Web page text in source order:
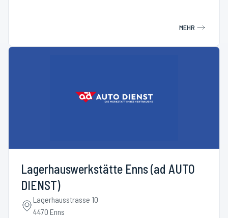
MEHR
Lagerhauswerkstätte Enns (ad AUTO
DIENST)
Lagerhausstrasse 10
4470 Enns